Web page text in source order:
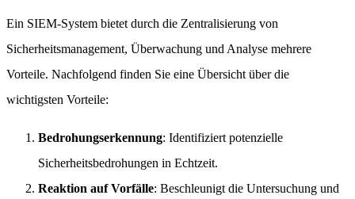
Ein SIEM-System bietet durch die Zentralisierung von
Sicherheitsmanagement, Überwachung und Analyse mehrere
Vorteile. Nachfolgend finden Sie eine Übersicht über die
wichtigsten Vorteile:
Bedrohungserkennung: Identifiziert potenzielle
Sicherheitsbedrohungen in Echtzeit.
Reaktion auf Vorfälle: Beschleunigt die Untersuchung und